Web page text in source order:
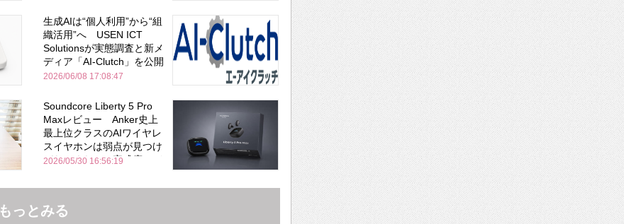
生成AIは“個人利用”から“組
織活用”へ USEN ICT
Solutionsが実態調査と新メ
ディア「AI-Clutch」を公開
2026/06/08 17:08:47
Soundcore Liberty 5 Pro
Maxレビュー Anker史上
最上位クラスのAIワイヤレ
スイヤホンは弱点が見つけ
づらいくらいの完成度にび
Bose並み
2026/05/30 16:56:19
もっとみる